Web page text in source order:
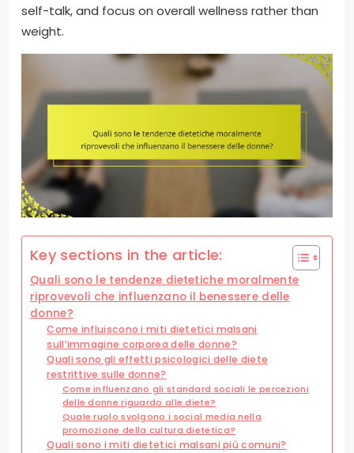
self-talk, and focus on overall wellness rather than
weight.
Key sections in the article:
Quali sono le tendenze dietetiche moralmente
riprovevoli che influenzano il benessere delle
donne?
Come influiscono i miti dietetici malsani
sull’immagine corporea delle donne?
Quali sono gli effetti psicologici delle diete
restrittive sulle donne?
Come influenzano gli standard sociali le percezioni
delle donne riguardo alle diete?
Quale ruolo svolgono i social media nella
promozione della cultura dietetica?
Quali sono i miti dietetici malsani più comuni?